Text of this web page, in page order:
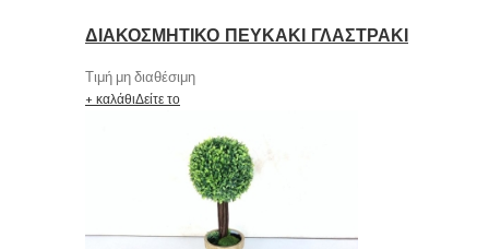
ΔΙΑΚΟΣΜΗΤΙΚΟ ΠΕΥΚΑΚΙ ΓΛΑΣΤΡΑΚΙ
Τιμή μη διαθέσιμη
+ καλάθιΔείτε το